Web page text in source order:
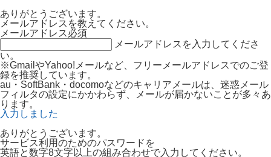
ありがとうございます。
メールアドレスを教えてください。
メールアドレス必須
メールアドレスを入力してくださ
い。
※GmailやYahoo!メールなど、フリーメールアドレスでのご登
録を推奨しています。
au・SoftBank・docomoなどのキャリアメールは、迷惑メール
フィルタの設定にかかわらず、メールが届かないことが多々あ
ります。
入力しました
ありがとうございます。
サービス利用のためのパスワードを
英語と数字8文字以上の組み合わせで入力してください。